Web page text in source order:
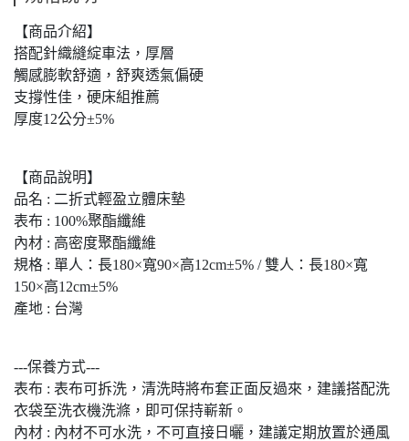
【商品介紹】
搭配針織縫綻車法，厚層
觸感膨軟舒適，舒爽透氣偏硬
支撐性佳，硬床組推薦
厚度12公分±5%
【商品說明】
品名 : 二折式輕盈立體床墊
表布 : 100%聚酯纖維
內材 : 高密度聚酯纖維
規格 : 單人：長180×寬90×高12cm±5% / 雙人：長180×寬
150×高12cm±5%
產地 : 台灣
---保養方式---
表布 : 表布可拆洗，清洗時將布套正面反過來，建議搭配洗
衣袋至洗衣機洗滌，即可保持嶄新。
內材 : 內材不可水洗，不可直接日曬，建議定期放置於通風